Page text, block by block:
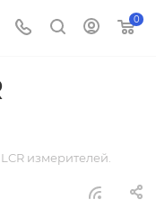
0
измерителей.